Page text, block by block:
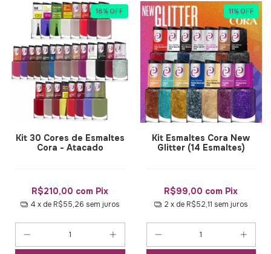
18% OFF
Kit 30 Cores de Esmaltes
Cora - Atacado
R$210,00 com Pix
4 x de R$55,26 sem juros
11% OFF
Kit Esmaltes Cora New
Glitter (14 Esmaltes)
R$99,00 com Pix
2 x de R$52,11 sem juros